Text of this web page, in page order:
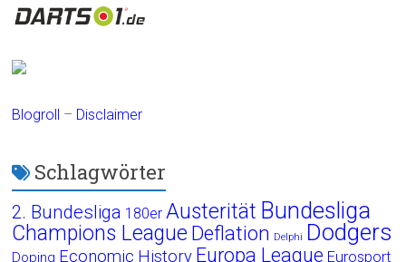
Blogroll – Disclaimer
Schlagwörter
2. Bundesliga 180er Austerität Bundesliga
Champions League Deflation Delphi Dodgers
Doping Economic History Europa League Eurosport